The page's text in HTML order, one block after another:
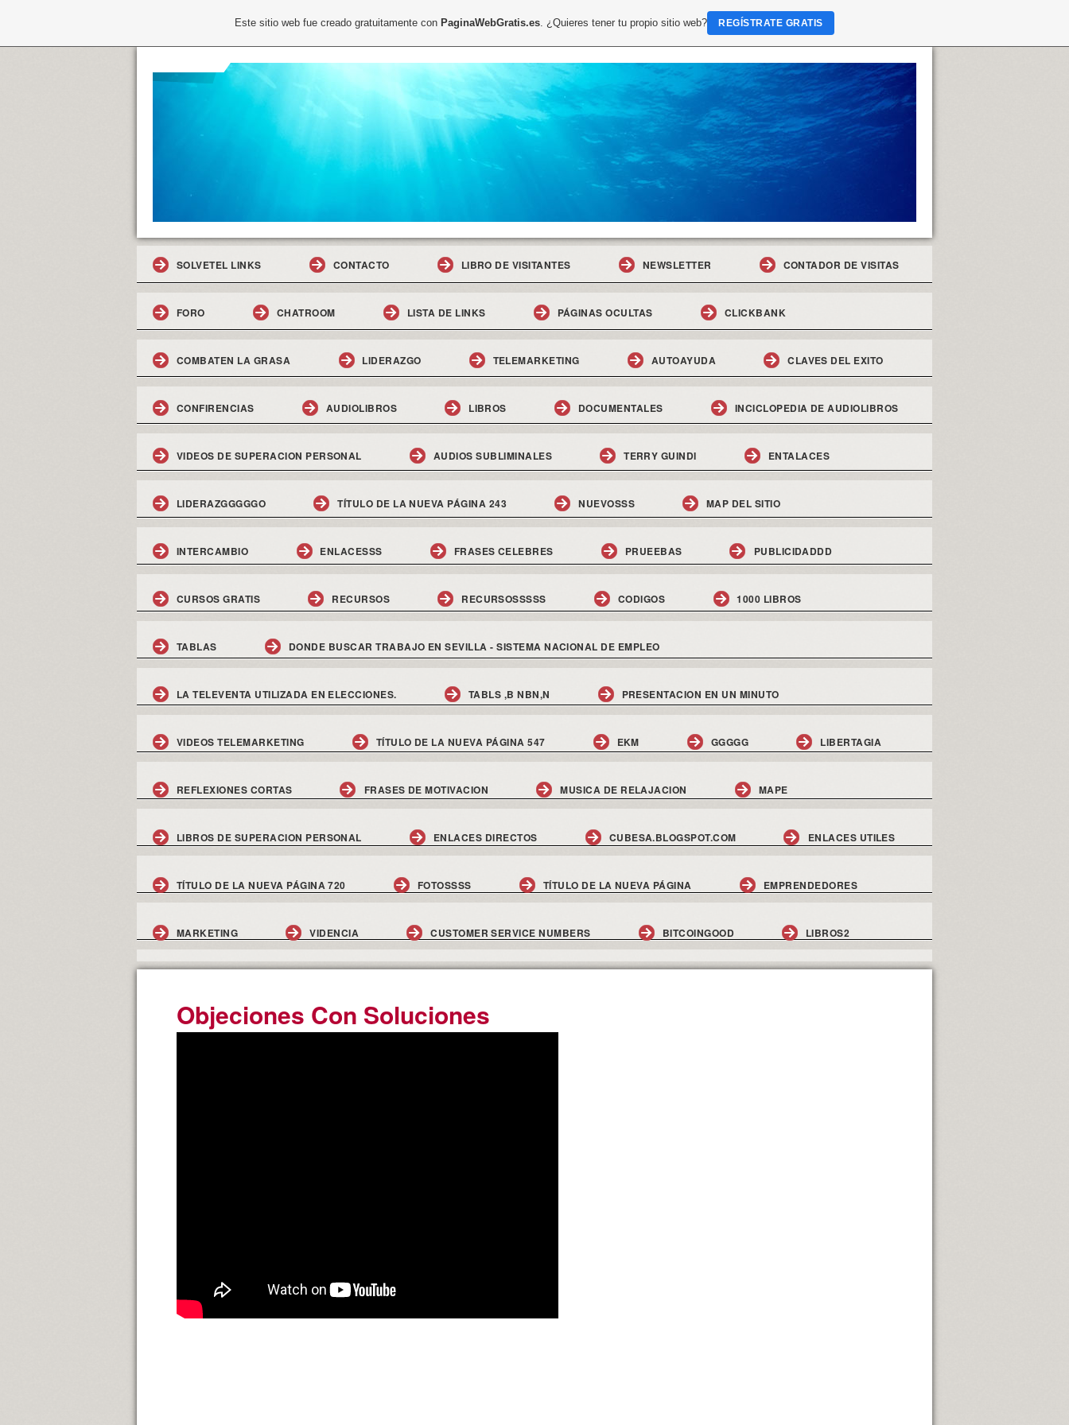
SOLVETEL LINKS CONTACTO LIBRO DE VISITANTES NEWSLETTER CONTADOR DE VISITAS
FORO CHATROOM LISTA DE LINKS PÁGINAS OCULTAS CLICKBANK
COMBATEN LA GRASA LIDERAZGO TELEMARKETING AUTOAYUDA CLAVES DEL EXITO
CONFIRENCIAS AUDIOLIBROS LIBROS DOCUMENTALES INCICLOPEDIA DE AUDIOLIBROS
VIDEOS DE SUPERACION PERSONAL AUDIOS SUBLIMINALES TERRY GUINDI ENTALACES
LIDERAZGGGGGO TÍTULO DE LA NUEVA PÁGINA 243 NUEVOSSS MAP DEL SITIO
INTERCAMBIO ENLACESSS FRASES CELEBRES PRUEEBAS PUBLICIDADDD
CURSOS GRATIS RECURSOS RECURSOSSSSS CODIGOS 1000 LIBROS
TABLAS DONDE BUSCAR TRABAJO EN SEVILLA - SISTEMA NACIONAL DE EMPLEO
LA TELEVENTA UTILIZADA EN ELECCIONES. TABLS ,B NBN,N PRESENTACION EN UN MINUTO
VIDEOS TELEMARKETING TÍTULO DE LA NUEVA PÁGINA 547 EKM GGGGG LIBERTAGIA
REFLEXIONES CORTAS FRASES DE MOTIVACION MUSICA DE RELAJACION MAPE
LIBROS DE SUPERACION PERSONAL ENLACES DIRECTOS CUBESA.BLOGSPOT.COM ENLACES UTILES
TÍTULO DE LA NUEVA PÁGINA 720 FOTOSSSS TÍTULO DE LA NUEVA PÁGINA EMPRENDEDORES
MARKETING VIDENCIA CUSTOMER SERVICE NUMBERS BITCOINGOOD LIBROS2
Objeciones Con Soluciones
Este sitio web fue creado gratuitamente con PaginaWebGratis.es. ¿Quieres tener tu propio sitio web? REGÍSTRATE GRATIS